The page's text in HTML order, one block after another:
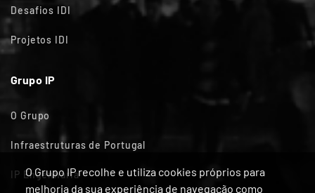
O Grupo IP recolhe e utiliza cookies próprios para
melhoria da sua experiência de navegação como
Desafios IDI
Projetos IDI
Grupo IP
O Grupo
Infraestruturas de Portugal
IP Engenharia